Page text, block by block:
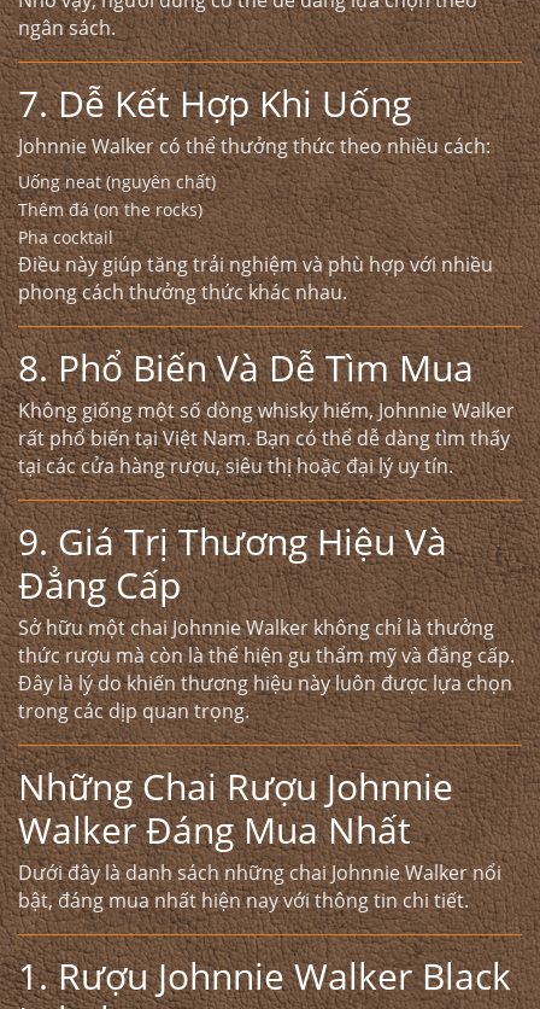
ngân sách.
7. Dễ Kết Hợp Khi Uống
Johnnie Walker có thể thưởng thức theo nhiều cách:
Uống neat (nguyên chất)
Thêm đá (on the rocks)
Pha cocktail
Điều này giúp tăng trải nghiệm và phù hợp với nhiều
phong cách thưởng thức khác nhau.
8. Phổ Biến Và Dễ Tìm Mua
Không giống một số dòng whisky hiếm, Johnnie Walker
rất phổ biến tại Việt Nam. Bạn có thể dễ dàng tìm thấy
tại các cửa hàng rượu, siêu thị hoặc đại lý uy tín.
9. Giá Trị Thương Hiệu Và
Đẳng Cấp
Sở hữu một chai Johnnie Walker không chỉ là thưởng
thức rượu mà còn là thể hiện gu thẩm mỹ và đẳng cấp.
Đây là lý do khiến thương hiệu này luôn được lựa chọn
trong các dịp quan trọng.
Những Chai Rượu Johnnie
Walker Đáng Mua Nhất
Dưới đây là danh sách những chai Johnnie Walker nổi
bật, đáng mua nhất hiện nay với thông tin chi tiết.
1. Rượu Johnnie Walker Black